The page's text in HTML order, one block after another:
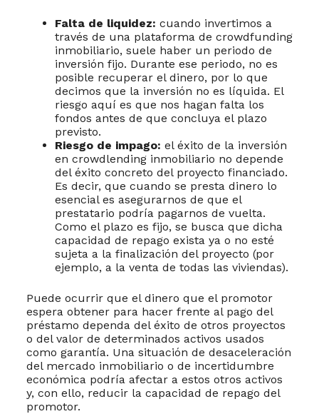
Falta de liquidez: cuando invertimos a
través de una plataforma de crowdfunding
inmobiliario, suele haber un periodo de
inversión fijo. Durante ese periodo, no es
posible recuperar el dinero, por lo que
decimos que la inversión no es líquida. El
riesgo aquí es que nos hagan falta los
fondos antes de que concluya el plazo
previsto.
Riesgo de impago: el éxito de la inversión
en crowdlending inmobiliario no depende
del éxito concreto del proyecto financiado.
Es decir, que cuando se presta dinero lo
esencial es asegurarnos de que el
prestatario podría pagarnos de vuelta.
Como el plazo es fijo, se busca que dicha
capacidad de repago exista ya o no esté
sujeta a la finalización del proyecto (por
ejemplo, a la venta de todas las viviendas).
Puede ocurrir que el dinero que el promotor
espera obtener para hacer frente al pago del
préstamo dependa del éxito de otros proyectos
o del valor de determinados activos usados
como garantía. Una situación de desaceleración
del mercado inmobiliario o de incertidumbre
económica podría afectar a estos otros activos
y, con ello, reducir la capacidad de repago del
promotor.